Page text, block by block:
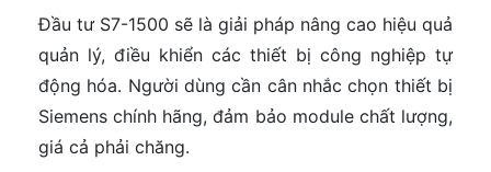
Đầu tư S7-1500 sẽ là giải pháp nâng cao hiệu quả
quản lý, điều khiển các thiết bị công nghiệp tự
động hóa. Người dùng cần cân nhắc chọn thiết bị
Siemens chính hãng, đảm bảo module chất lượng,
giá cả phải chăng.